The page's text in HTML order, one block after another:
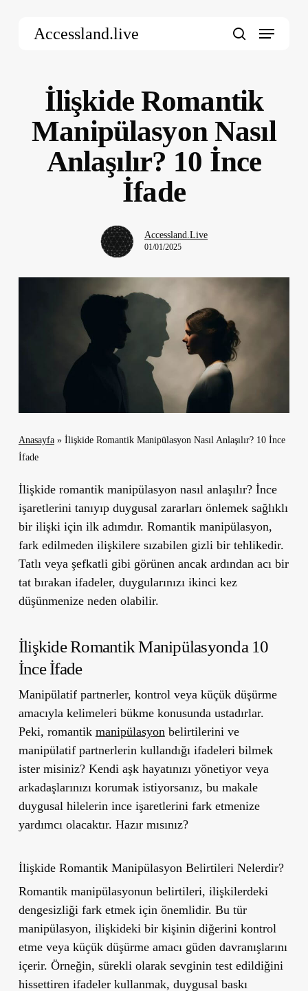
Accessland.live Menu
İlişkide Romantik
Manipülasyon Nasıl
Anlaşılır? 10 İnce
İfade
Accessland.Live
01/01/2025
Anasayfa» İlişkide Romantik Manipülasyon Nasıl Anlaşılır? 10 İnce
İfade
İlişkide romantik manipülasyon nasıl anlaşılır? İnce
işaretlerini tanıyıp duygusal zararları önlemek sağlıklı
bir ilişki için ilk adımdır. Romantik manipülasyon,
fark edilmeden ilişkilere sızabilen gizli bir tehlikedir.
Tatlı veya şefkatli gibi görünen ancak ardından acı bir
tat bırakan ifadeler, duygularınızı ikinci kez
düşünmenize neden olabilir.
İlişkide Romantik Manipülasyonda 10
İnce İfade
Manipülatif partnerler, kontrol veya küçük düşürme
amacıyla kelimeleri bükme konusunda ustadırlar.
Peki, romantik manipülasyon belirtilerini ve
manipülatif partnerlerin kullandığı ifadeleri bilmek
ister misiniz? Kendi aşk hayatınızı yönetiyor veya
arkadaşlarınızı korumak istiyorsanız, bu makale
duygusal hilelerin ince işaretlerini fark etmenize
yardımcı olacaktır. Hazır mısınız?
İlişkide Romantik Manipülasyon Belirtileri Nelerdir?
Romantik manipülasyonun belirtileri, ilişkilerdeki
dengesizliği fark etmek için önemlidir. Bu tür
manipülasyon, ilişkideki bir kişinin diğerini kontrol
etme veya küçük düşürme amacı güden davranışlarını
içerir. Örneğin, sürekli olarak sevginin test edildiğini
hissettiren ifadeler kullanmak, duygusal baskı